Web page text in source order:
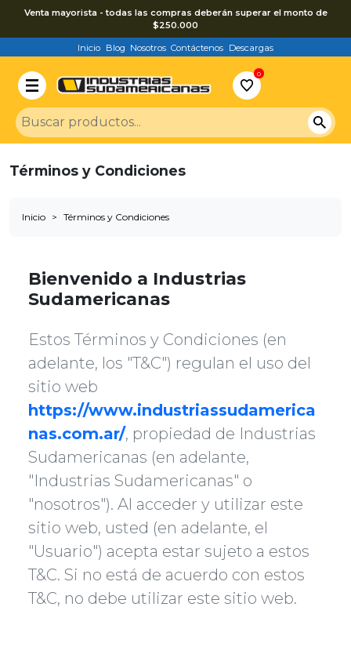
Venta mayorista - todas las compras deberán superar el monto de
$250.000
Inicio Blog Nosotros Contáctenos Descargas
0
Términos y Condiciones
Inicio Términos y Condiciones
Bienvenido a Industrias
Sudamericanas
Estos Términos y Condiciones (en
adelante, los "T&C") regulan el uso del
sitio web
https://www.industriassudamerica
nas.com.ar/, propiedad de Industrias
Sudamericanas (en adelante,
"Industrias Sudamericanas" o
"nosotros"). Al acceder y utilizar este
sitio web, usted (en adelante, el
"Usuario") acepta estar sujeto a estos
T&C. Si no está de acuerdo con estos
T&C, no debe utilizar este sitio web.